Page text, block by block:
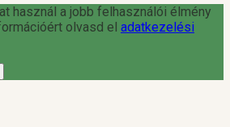
használ a jobb felhasználói élmény
olvasd el adatkezelési